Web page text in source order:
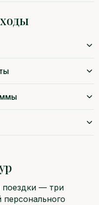
поездки — три